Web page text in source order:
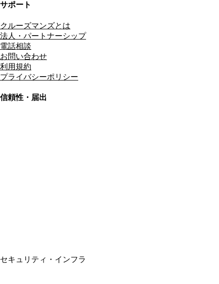
サポート
クルーズマンズとは
法人・パートナーシップ
電話相談
お問い合わせ
利用規約
プライバシーポリシー
信頼性・届出
セキュリティ・インフラ